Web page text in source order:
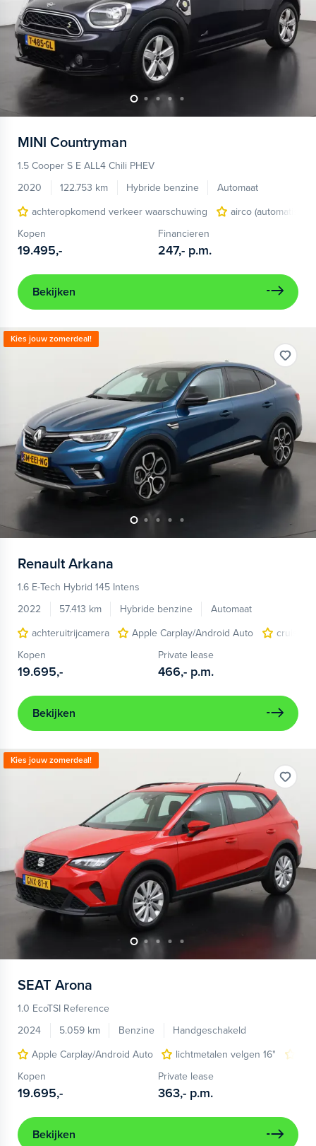
MINI Countryman
1.5 Cooper S E ALL4 Chili PHEV
2020
122.753 km Hybride benzine
Automaat
achteropkomend verkeer waarschuwing
airco (automatisch)
Kopen
19.495,-
Financieren
247,- p.m.
Bekijken
Kies jouw zomerdeal!
Renault Arkana
1.6 E-Tech Hybrid 145 Intens
2022
57.413 km Hybride benzine
Automaat
achteruitrijcamera
Apple Carplay/Android Auto
cruise
Kopen
19.695,-
Private lease
466,- p.m.
Bekijken
Kies jouw zomerdeal!
SEAT Arona
1.0 EcoTSI Reference
2024
5.059 km Benzine
Handgeschakeld
Apple Carplay/Android Auto
lichtmetalen velgen 16"
Kopen
19.695,-
Private lease
363,- p.m.
Bekijken